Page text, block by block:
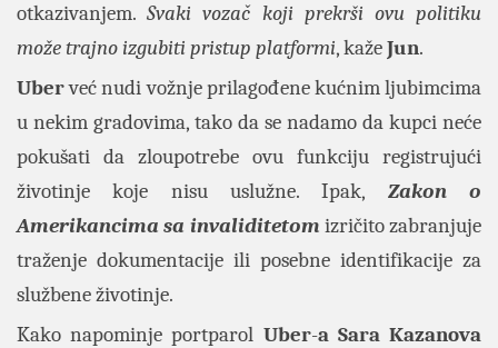
otkazivanjem.Svaki vozač koji prekrši ovu politiku
može trajno izgubiti pristup platformi, kažeJun.
Uberveć nudi vožnje prilagođene kućnim ljubimcima
u nekim gradovima, tako da se nadamo da kupci neće
pokušati da zloupotrebe ovu funkciju registrujući
životinje koje nisu uslužne. Ipak, Zakon o
Amerikancima sa invaliditetom izričito zabranjuje
traženje dokumentacije ili posebne identifikacije za
službene životinje.
Kako napominje portparol Uber-a Sara Kazanova